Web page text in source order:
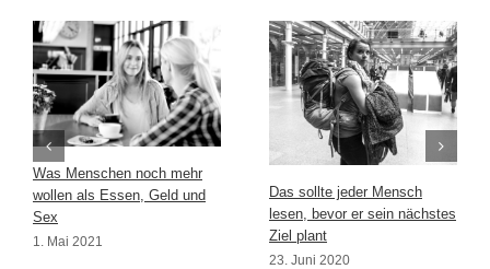
Was Menschen noch mehr
wollen als Essen, Geld und
Sex
1. Mai 2021
Das sollte jeder Mensch
lesen, bevor er sein nächstes
Ziel plant
23. Juni 2020